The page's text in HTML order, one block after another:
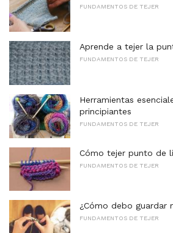
FUNDAMENTOS DE TEJER
Aprende a tejer la
FUNDAMENTOS DE TEJER
Herramientas
principiantes
FUNDAMENTOS DE TEJER
Cómo tejer punto de
FUNDAMENTOS DE TEJER
¿Cómo debo guardar
FUNDAMENTOS DE TEJER